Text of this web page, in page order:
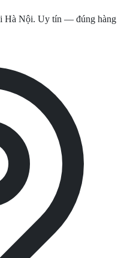
Hà Nội. Uy tín — đúng hàng